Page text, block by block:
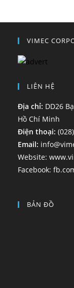
VIMEC
LIÊN HỆ
Địa chỉ: DD26
Hồ Chí Minh
Điện thoại:
Email:
Website:
Facebook:
BẢN ĐỒ